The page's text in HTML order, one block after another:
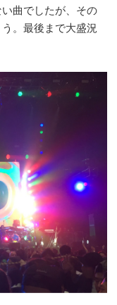
曲でしたが、その
。最後まで大盛況